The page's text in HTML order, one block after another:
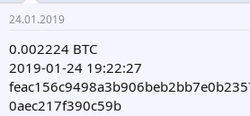
24.01.2019
0.002224 BTC
2019-01-24 19:22:27
0aec217f390c59b